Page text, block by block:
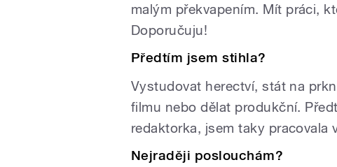
malým překvapením. Mít práci,
Doporučuju!
Předtím jsem stihla?
Vystudovat herectví, stát na
filmu nebo dělat produkční.
redaktorka, jsem taky pracovala
Nejraději poslouchám?